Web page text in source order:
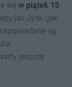
się w piątek 15
jak Jysk (jak
są
jeszcze